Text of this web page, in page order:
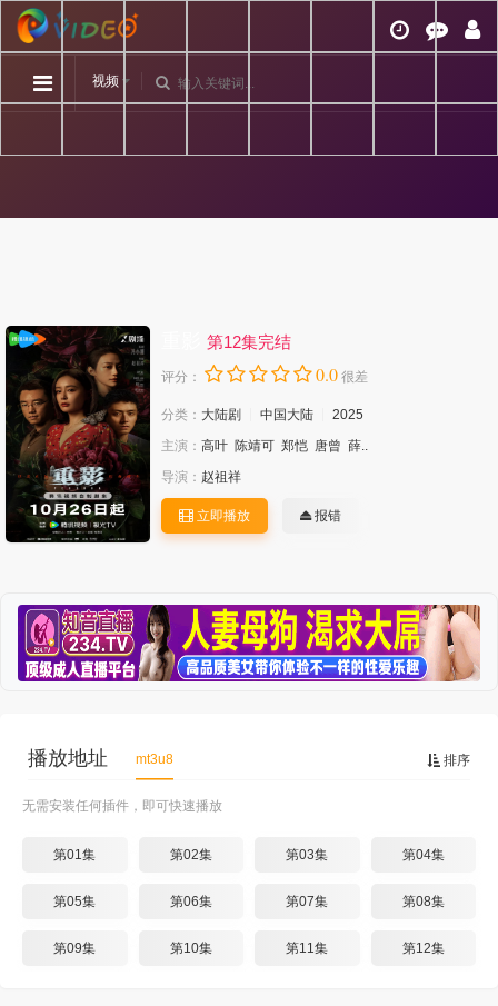
视频
第12集完结
评分： 0.0 很差
分类： 大陆剧 中国大陆
2025
主演： 高叶 陈靖可 郑恺 唐曾 薛..
导演： 赵祖祥
立即播放 报错
排序
播放地址 mt3u8
无需安装任何插件，即可快速播放
第01集 第02集 第03集 第04集
第05集 第06集 第07集 第08集
第09集 第10集 第11集 第12集